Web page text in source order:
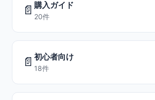
📄 購入ガイド
20件
📄 初心者向け
18件